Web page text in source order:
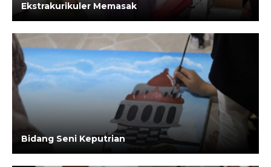
Ekstrakurikuler Memasak
Bidang Seni Keputrian